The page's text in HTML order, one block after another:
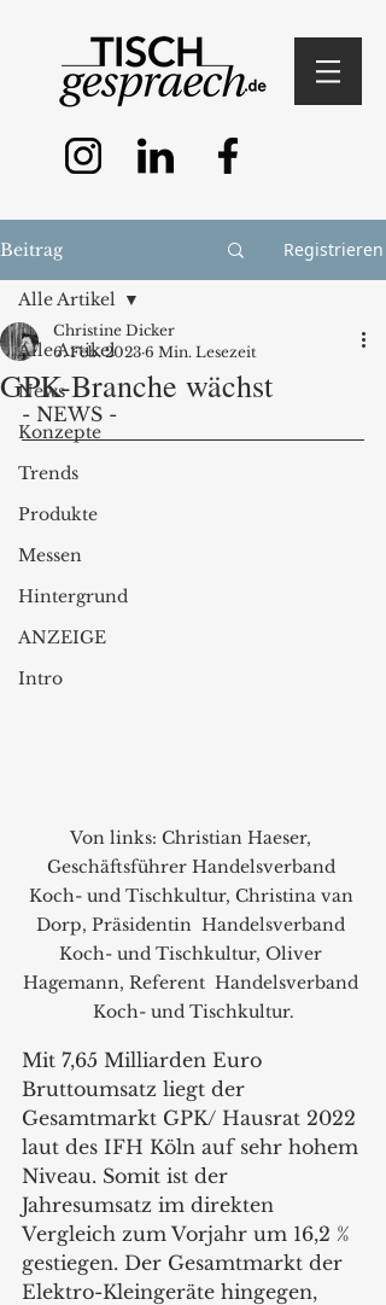
Beitrag Registrieren
Alle Artikel
News
Konzepte
Trends
Produkte
Messen
Hintergrund
ANZEIGE
Intro
Alle Artikel
GPK-Branche wächst
Christine Dicker
6. Feb. 2023 6 Min. Lesezeit
- NEWS -
Von links: Christian Haeser,
Geschäftsführer Handelsverband
Koch- und Tischkultur, Christina van
Dorp, Präsidentin  Handelsverband
Koch- und Tischkultur, Oliver
Hagemann, Referent  Handelsverband
Koch- und Tischkultur.
Mit 7,65 Milliarden Euro
Bruttoumsatz liegt der
Gesamtmarkt GPK/ Hausrat 2022
laut des IFH Köln auf sehr hohem
Niveau. Somit ist der
Jahresumsatz im direkten
Vergleich zum Vorjahr um 16,2 %
gestiegen. Der Gesamtmarkt der
Elektro-Kleingeräte hingegen,